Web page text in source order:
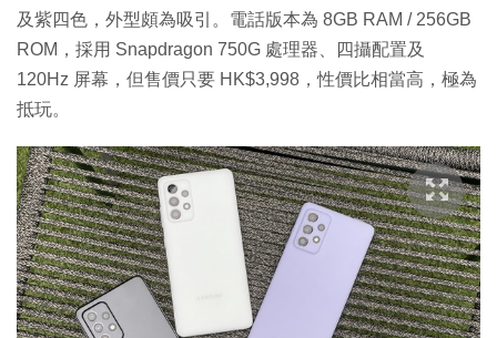
及紫四色，外型頗為吸引。電話版本為 8GB RAM / 256GB
ROM，採用 Snapdragon 750G 處理器、四攝配置及
120Hz 屏幕，但售價只要 HK$3,998，性價比相當高，極為
抵玩。